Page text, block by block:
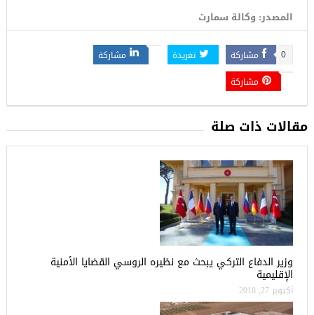
المصدر: وكالة سمارت
مشاركة 0 تغريدة
مشاركة
مشاركة
مقالات ذات صلة
وزير الدفاع التركي يبحث مع نظيره الروسي القضايا الأمنية
الإقليمية
أكتوبر 27, 2018